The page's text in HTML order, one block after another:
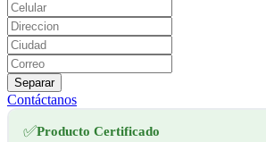
Separar
Contáctanos
✅Producto Certificado